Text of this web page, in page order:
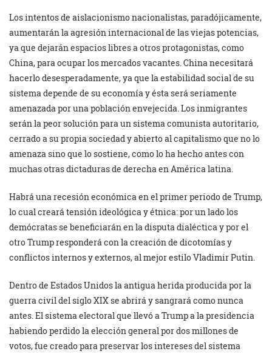
Los intentos de aislacionismo nacionalistas, paradójicamente,
aumentarán la agresión internacional de las viejas potencias,
ya que dejarán espacios libres a otros protagonistas, como
China, para ocupar los mercados vacantes. China necesitará
hacerlo desesperadamente, ya que la estabilidad social de su
sistema depende de su economía y ésta será seriamente
amenazada por una población envejecida. Los inmigrantes
serán la peor solución para un sistema comunista autoritario,
cerrado a su propia sociedad y abierto al capitalismo que no lo
amenaza sino que lo sostiene, como lo ha hecho antes con
muchas otras dictaduras de derecha en América latina.
Habrá una recesión económica en el primer periodo de Trump,
lo cual creará tensión ideológica y étnica: por un lado los
demócratas se beneficiarán en la disputa dialéctica y por el
otro Trump responderá con la creación de dicotomías y
conflictos internos y externos, al mejor estilo Vladimir Putin.
Dentro de Estados Unidos la antigua herida producida por la
guerra civil del siglo XIX se abrirá y sangrará como nunca
antes. El sistema electoral que llevó a Trump a la presidencia
habiendo perdido la elección general por dos millones de
votos, fue creado para preservar los intereses del sistema